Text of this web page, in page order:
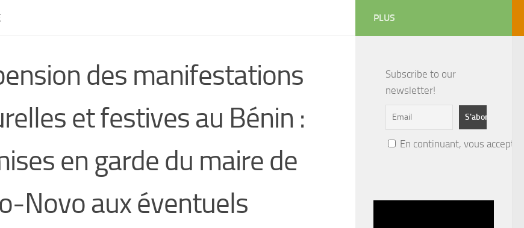
des manifestations
et festives au Bénin :
en garde du maire de
Novo aux éventuels
PLUS
Subscribe to our
newsletter!
En continuant, vous